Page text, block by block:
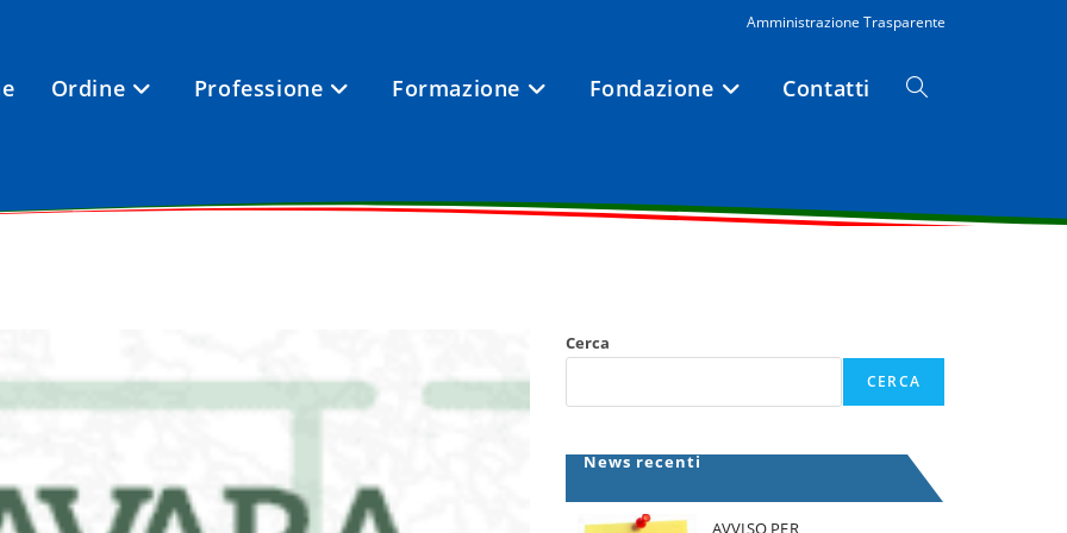
Amministrazione Trasparente
Ordine Professione Formazione Fondazione Contatti Attiva/disattiva
Cerca
CERCA
News recenti
AVVISO PER